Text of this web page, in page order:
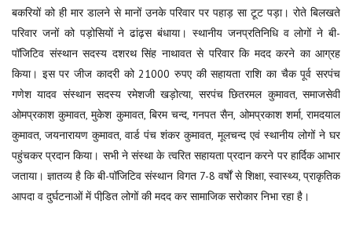
बकरियों को ही मार डालने से मानों उनके परिवार पर पहाड़ सा टूट पड़ा। रोते बिलखते
परिवार जनों को पड़ोसियों ने ढांढ़स बंधाया। स्थानीय जनप्रतिनिधि व लोगों ने बी-
पॉजिटिव संस्थान सदस्य दशरथ सिंह नाथावत से परिवार कि मदद करने का आग्रह
किया। इस पर जीज कादरी को 21000 रुपए की सहायता राशि का चैक पूर्व सरपंच
गणेश यादव संस्थान सदस्य रमेशजी खड़ोत्या, सरपंच छितरमल कुमावत, समाजसेवी
ओमप्रकाश कुमावत, मुकेश कुमावत, बिरम चन्द, गनपत सैन, ओमप्रकाश शर्मा, रामदयाल
कुमावत, जयनारायण कुमावत, वार्ड पंच शंकर कुमावत, मूलचन्द एवं स्थानीय लोगों ने घर
पहुंचकर प्रदान किया। सभी ने संस्था के त्वरित सहायता प्रदान करने पर हार्दिक आभार
जताया। ज्ञातव्य है कि बी-पॉजिटिव संस्थान विगत 7-8 वर्षों से शिक्षा, स्वास्थ्य, प्राकृतिक
आपदा व दुर्घटनाओं में पीडि़त लोगों की मदद कर सामाजिक सरोकार निभा रहा है।